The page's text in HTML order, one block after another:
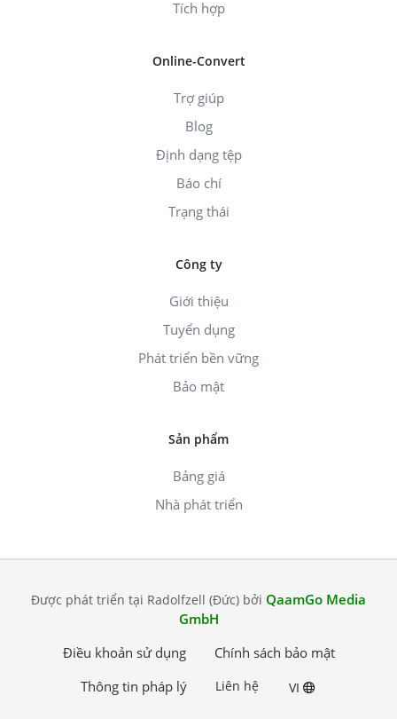
Tích hợp
Online-Convert
Trợ giúp
Blog
Định dạng tệp
Báo chí
Trạng thái
Công ty
Giới thiệu
Tuyển dụng
Phát triển bền vững
Bảo mật
Sản phẩm
Bảng giá
Nhà phát triển
Được phát triển tại Radolfzell (Đức) bởi QaamGo Media
GmbH
Điều khoản sử dụng
Chính sách bảo mật
Thông tin pháp lý
Liên hệ VI